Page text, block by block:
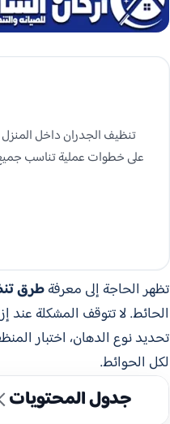
تنظيف الجدران داخل المنزل
على خطوات عملية تناسب جميع
تظهر الحاجة إلى معرفةطرق
الحائط. لا تتوقف المشكلة عند
تحديد نوع الدهان، اختبار
لكل الحوائط.
جدول المحتويات